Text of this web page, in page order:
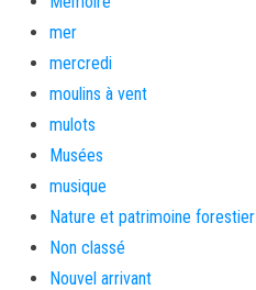
mer
mercredi
moulins à vent
mulots
Musées
musique
Nature et patrimoine forestier
Non classé
Nouvel arrivant